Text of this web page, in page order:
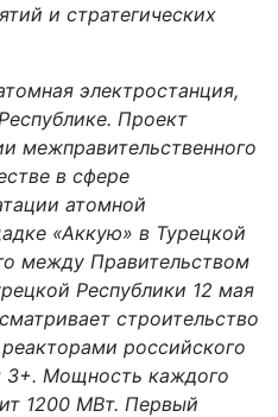
и стратегических
электростанция,
Проект
межправительственного
в сфере
атомной
«Аккую» в Турецкой
между Правительством
Республики 12 мая
строительство
российского
3+. Мощность каждого
1200 МВт. Первый